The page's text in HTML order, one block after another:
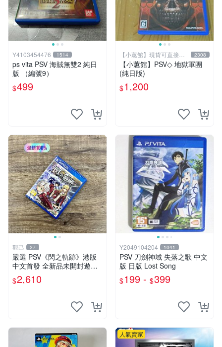
Y4103454476 1514
ps vita PSV 海賊無雙2 純日
版 （編號9）
$499
【小蕙館】現貨可直接下
標
2308
【小蕙館】PSV◇ 地獄軍團
(純日版)
$1,200
觀己 27
嚴選 PSV《閃之軌跡》港版
中文首發 全新品未開封遊戲
機 閃之軌跡 港版 中文 版本
$2,610
Y2049104204 1041
PSV 刀劍神域 失落之歌 中文
版 日版 Lost Song
$199 - $399
人氣賣家